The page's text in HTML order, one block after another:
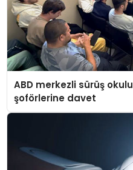
ABD merkezli sürüş
şoförlerine davet